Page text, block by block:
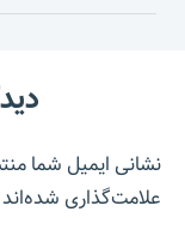
نشانی ایمیل شما
علامت‌گذاری شده‌اند